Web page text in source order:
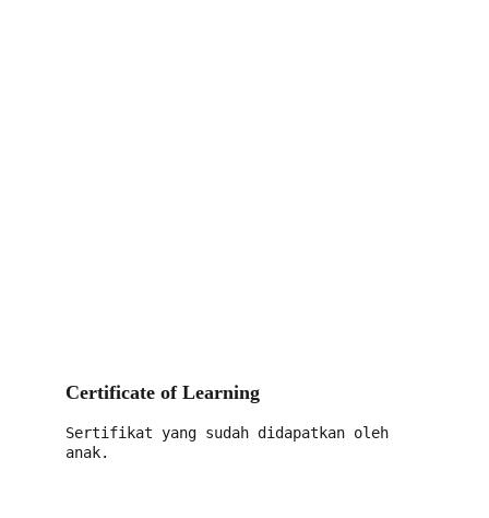
Certificate of Learning
Sertifikat yang sudah didapatkan oleh
anak.